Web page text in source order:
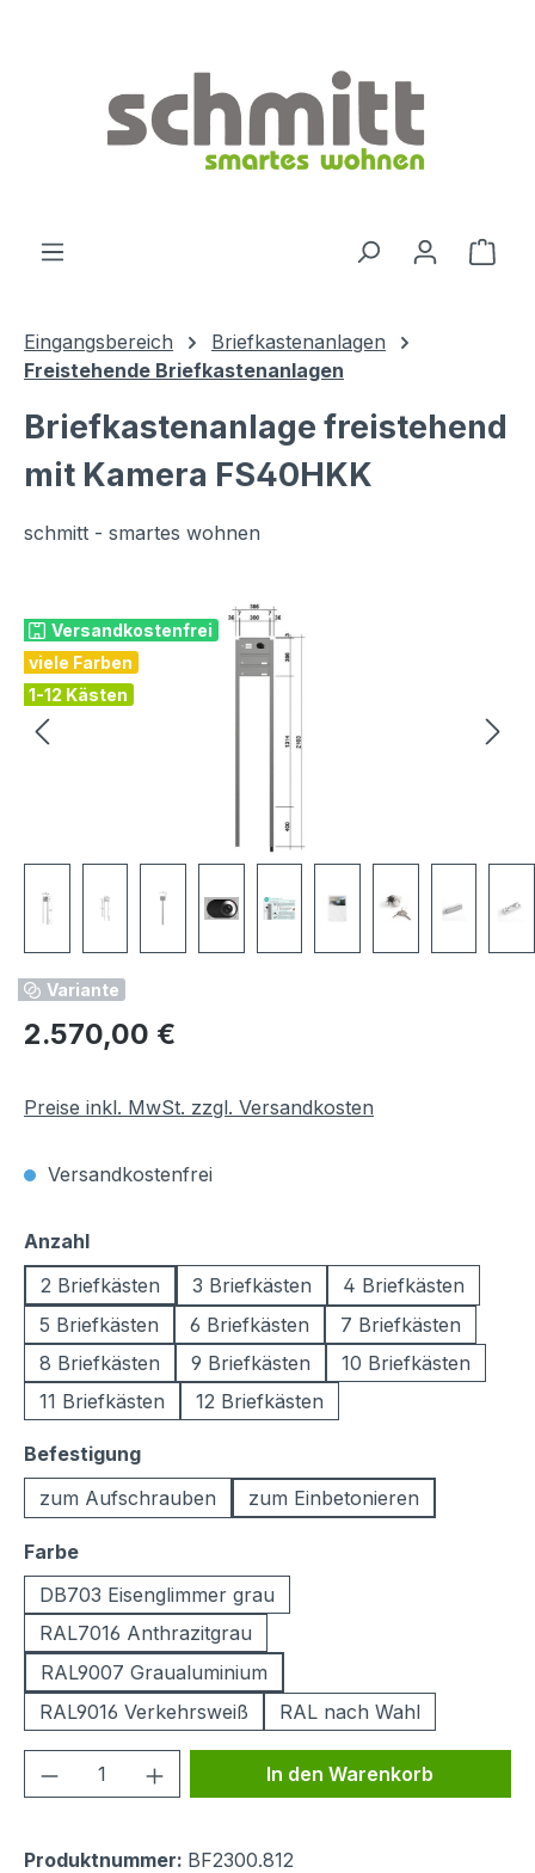
Eingangsbereich
Briefkastenanlagen
Freistehende Briefkastenanlagen
Briefkastenanlage freistehend
mit Kamera FS40HKK
schmitt - smartes wohnen
Versandkostenfrei
viele Farben
1-12 Kästen
Variante
Regulärer Preis:
2.570,00 €
Preise inkl. MwSt. zzgl. Versandkosten
Versandkostenfrei
Anzahlauswählen
2 Briefkästen
3 Briefkästen
4 Briefkästen
5 Briefkästen
6 Briefkästen
7 Briefkästen
8 Briefkästen
9 Briefkästen
10 Briefkästen
11 Briefkästen
12 Briefkästen
Befestigungauswählen
zum Aufschrauben
zum Einbetonieren
Farbeauswählen
DB703 Eisenglimmer grau
RAL7016 Anthrazitgrau
RAL9007 Graualuminium
RAL9016 Verkehrsweiß
RAL nach Wahl
Produkt Anzahl: Gib denIn den Warenkorb
Produktnummer: BF2300.812